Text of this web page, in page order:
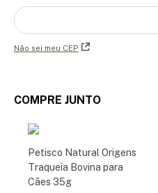
Não sei meu CEP
COMPRE JUNTO
Petisco Natural Origens
Traqueia Bovina para
Cães 35g